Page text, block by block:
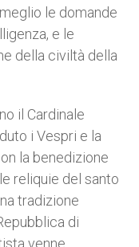
le domande
e le
della civiltà della
il Cardinale
i Vespri e la
la benedizione
reliquie del santo
tradizione
di
venne